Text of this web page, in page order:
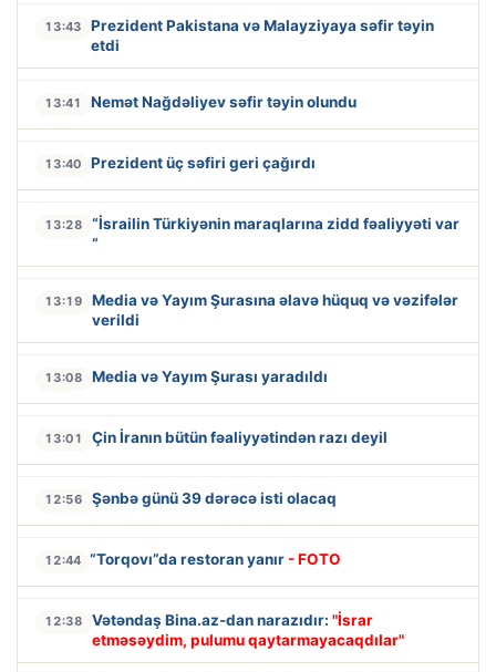
13:43
Prezident Pakistana və Malayziyaya səfir təyin
etdi
13:41 Nemət Nağdəliyev səfir təyin olundu
13:40 Prezident üç səfiri geri çağırdı
13:28
“İsrailin Türkiyənin maraqlarına zidd fəaliyyəti var
“
13:19
Media və Yayım Şurasına əlavə hüquq və vəzifələr
verildi
13:08 Media və Yayım Şurası yaradıldı
13:01 Çin İranın bütün fəaliyyətindən razı deyil
12:56 Şənbə günü 39 dərəcə isti olacaq
12:44 “Torqovı”da restoran yanır - FOTO
12:38 Vətəndaş Bina.az-dan narazıdır: "İsrar
etməsəydim, pulumu qaytarmayacaqdılar"